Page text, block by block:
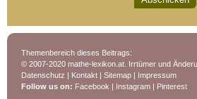
Themenbereich dieses Beitrags:
© 2007-2020 mathe-lexikon.at. Irrtümer und
Datenschutz | Kontakt | Sitemap | Impressum
Follow us on: Facebook | Instagram | Pinterest